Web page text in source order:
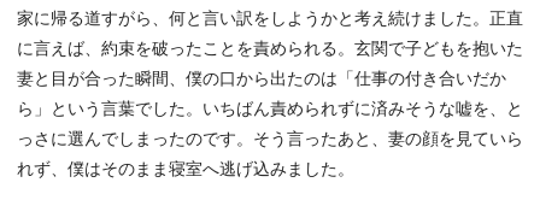
家に帰る道すがら、何と言い訳をしようかと考え続けました。正直
に言えば、約束を破ったことを責められる。玄関で子どもを抱いた
妻と目が合った瞬間、僕の口から出たのは「仕事の付き合いだか
ら」という言葉でした。いちばん責められずに済みそうな嘘を、と
っさに選んでしまったのです。そう言ったあと、妻の顔を見ていら
れず、僕はそのまま寝室へ逃げ込みました。